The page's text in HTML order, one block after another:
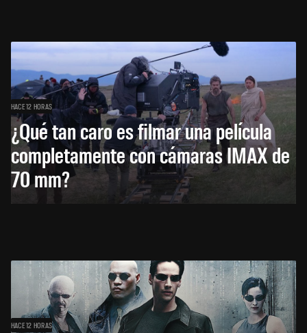
HACE 12 HORAS
¿Qué tan caro es filmar una película
completamente con cámaras IMAX de
70 mm?
HACE 12 HORAS